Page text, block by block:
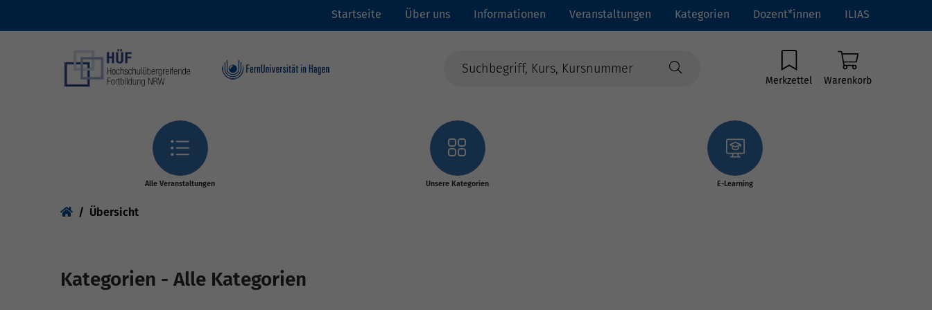
Startseite Über uns Informationen Veranstaltungen Kategorien Dozent*innen ILIAS
Merkzettel Warenkorb
Alle Veranstaltungen Unsere Kategorien E-Learning
You are here:
Übersicht
Kategorien - Alle Kategorien